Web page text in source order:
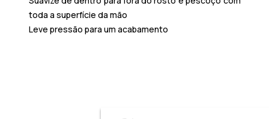
toda a superfície da mão
Leve pressão para um acabamento